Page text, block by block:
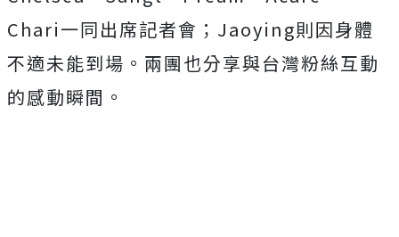
Chari一同出席記者會； Jaoying則因身體
不適未能到場。兩團也分享與台灣粉絲互動
的感動瞬間。